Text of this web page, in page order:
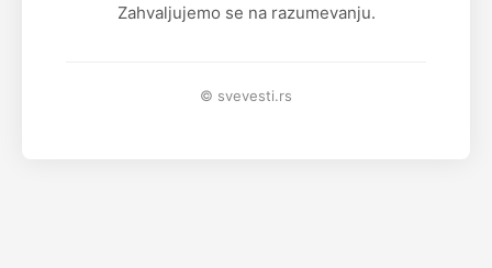
Zahvaljujemo se na razumevanju.
© svevesti.rs